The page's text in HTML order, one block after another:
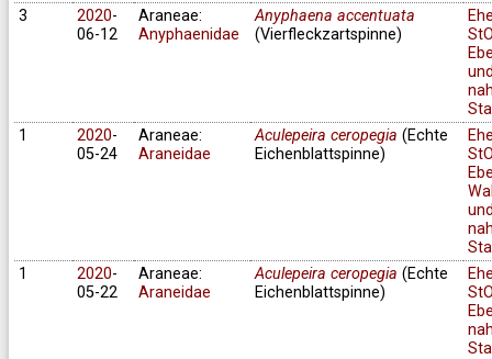
3
2020-
06-12
Araneae:
Anyphaenidae
Anyphaena accentuata
(Vierfleckzartspinne)
1
2020-
05-24
Araneae:
Araneidae
Aculepeira ceropegia (Echte
Eichenblattspinne)
1
2020-
05-22
Araneae:
Araneidae
Aculepeira ceropegia (Echte
Eichenblattspinne)